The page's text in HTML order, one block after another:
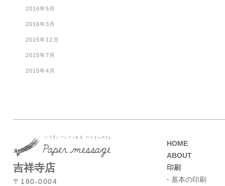
2016年5月
2016年3月
2015年12月
2015年7月
2015年4月
吉祥寺店
〒180-0004
HOME
ABOUT
印刷
・基本の印刷